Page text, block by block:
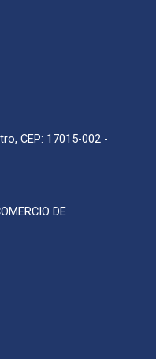
CEP: 17015-002 -
DE